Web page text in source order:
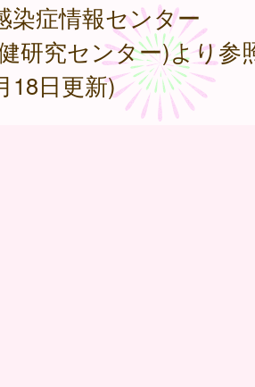
染症情報センター
研究センター)より参
18日更新)